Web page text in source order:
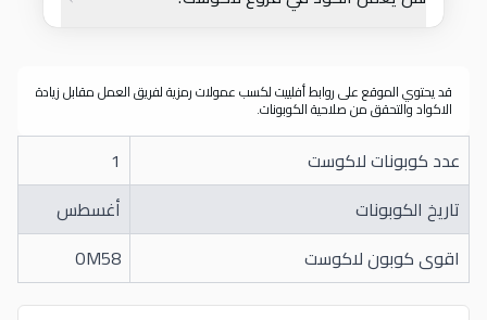
قد يحتوي الموقع على روابط أفلييت لكسب عمولات رمزية لفريق العمل مقابل زيادة
الاكواد والتحقق من صلاحية الكوبونات.
عدد كوبونات لاكوست
1
تاريخ الكوبونات
أغسطس
اقوى كوبون لاكوست
OM58